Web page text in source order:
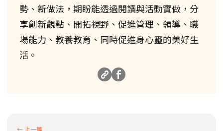
勢、新做法，期盼能透過閱讀與活動實做，分
享創新觀點、開拓視野、促進管理、領導、職
場能力、教養教育、同時促進身心靈的美好生
活。